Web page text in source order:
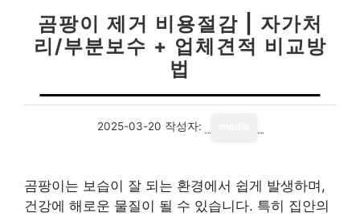
곰팡이 제거 비용절감 | 자가처
리/부분보수 + 업체견적 비교방
법
2025-03-20 작성자:
곰팡이는 보습이 잘 되는 환경에서 쉽게 발생하며,
건강에 해로운 물질이 될 수 있습니다. 특히 집안의